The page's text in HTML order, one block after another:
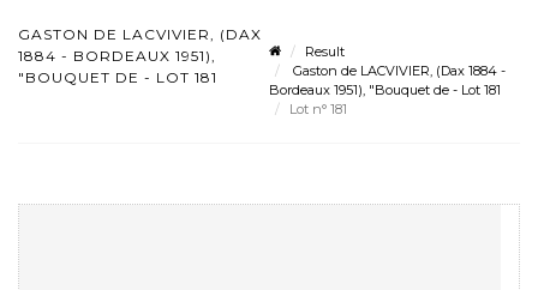
GASTON DE LACVIVIER, (DAX
1884 - BORDEAUX 1951),
"BOUQUET DE - LOT 181
Result
Gaston de LACVIVIER, (Dax 1884 -
Bordeaux 1951), "Bouquet de - Lot 181
Lot n° 181